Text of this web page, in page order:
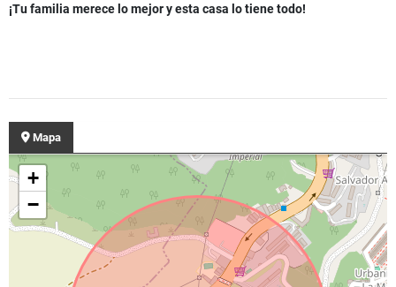
¡Tu familia merece lo mejor y esta casa lo tiene todo!
Mapa
+
−